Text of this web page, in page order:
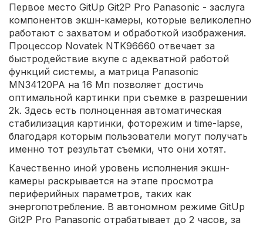
Первое место GitUp Git2P Pro Panasonic - заслуга
компонентов экшн-камеры, которые великолепно
работают с захватом и обработкой изображения.
Процессор Novatek NTK96660 отвечает за
быстродействие вкупе с адекватной работой
функций системы, а матрица Panasonic
MN34120PA на 16 Мп позволяет достичь
оптимальной картинки при съемке в разрешении
2k. Здесь есть полноценная автоматическая
стабилизация картинки, фоторежим и time-lapse,
благодаря которым пользователи могут получать
именно тот результат съемки, что они хотят.
Качественно иной уровень исполнения экшн-
камеры раскрывается на этапе просмотра
периферийных параметров, таких как
энергопотребление. В автономном режиме GitUp
Git2P Pro Panasonic отрабатывает до 2 часов, за